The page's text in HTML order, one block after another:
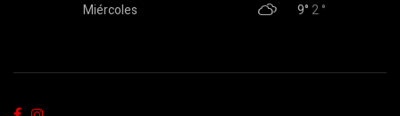
Miércoles
9°2 °